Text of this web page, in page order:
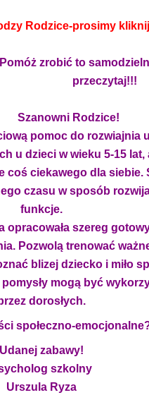
Rodzice-prosimy
Pomóż zrobić to
przeczytaj!!!
Szanowni Rodzice!
pomoc do rozwiajnia
u dzieci w wieku 5-15 lat,
coś ciekawego dla siebie.
czasu w sposób
funkcje.
opracowała szereg
Pozwolą trenować
blizej dziecko i miło
mogą być
dorosłych.
społeczno-
Udanej zabawy!
szkolny
Urszula Ryza